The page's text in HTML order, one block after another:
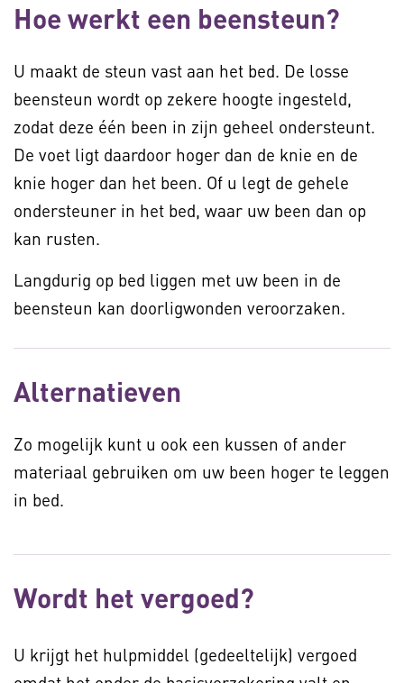
Hoe werkt een beensteun?
U maakt de steun vast aan het bed. De losse
beensteun wordt op zekere hoogte ingesteld,
zodat deze één been in zijn geheel ondersteunt.
De voet ligt daardoor hoger dan de knie en de
knie hoger dan het been. Of u legt de gehele
ondersteuner in het bed, waar uw been dan op
kan rusten.
Langdurig op bed liggen met uw been in de
beensteun kan doorligwonden veroorzaken.
Alternatieven
Zo mogelijk kunt u ook een kussen of ander
materiaal gebruiken om uw been hoger te leggen
in bed.
Wordt het vergoed?
U krijgt het hulpmiddel (gedeeltelijk) vergoed